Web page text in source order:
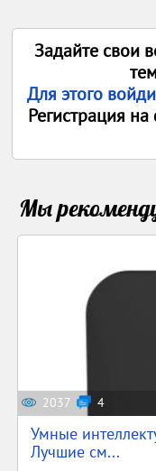
Задайте свои
Для этого
Регистрация
Мы
2037 4
Умные
Лучшие см...